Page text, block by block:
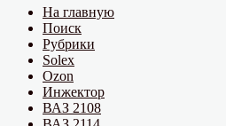
На главную
Поиск
Рубрики
Solex
Ozon
Инжектор
ВАЗ 2108